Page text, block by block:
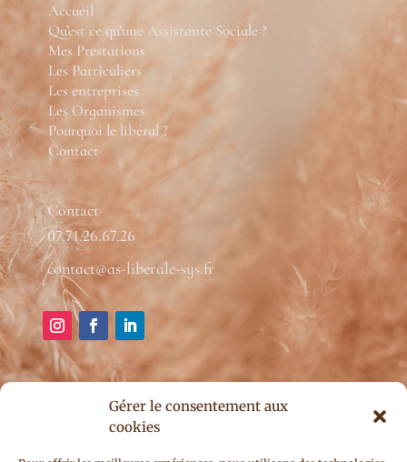
Gérer le consentement aux
cookies
Accueil
Qu’est ce qu’une Assistante Sociale ?
Mes Prestations
Les Particuliers
Les entreprises
Les Organismes
Pourquoi le libéral ?
Contact
Contact
07.71.26.67.26
contact@as-liberale-sys.fr